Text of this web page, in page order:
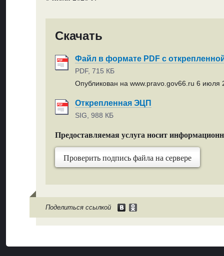
Скачать
Файл в формате PDF с
PDF, 715 КБ
Опубликован на www.pravo.gov66.ru 6 июля
Открепленная ЭЦП
SIG, 988 КБ
Предоставляемая услуга носит
Проверить подпись файла на сервере
Поделиться ссылкой